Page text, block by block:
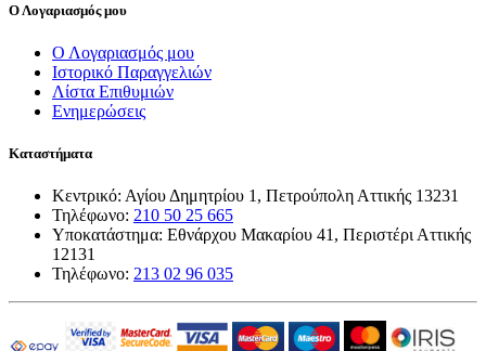
Ο Λογαριασμός μου
Ο Λογαριασμός μου
Ιστορικό Παραγγελιών
Λίστα Επιθυμιών
Ενημερώσεις
Καταστήματα
Κεντρικό: Αγίου Δημητρίου 1, Πετρούπολη Αττικής 13231
Τηλέφωνο: 210 50 25 665
Υποκατάστημα: Εθνάρχου Μακαρίου 41, Περιστέρι Αττικής
12131
Τηλέφωνο: 213 02 96 035